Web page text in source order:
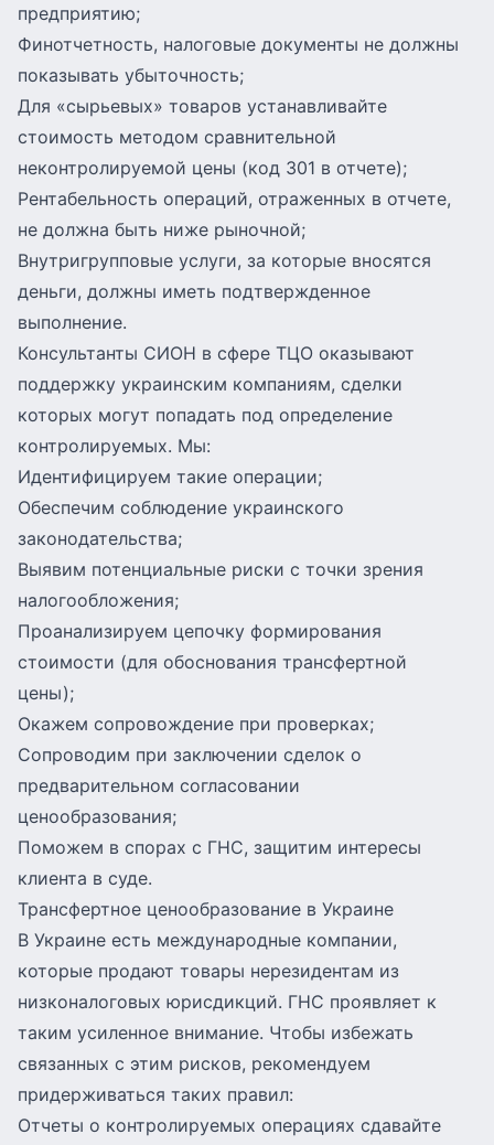
предприятию;
Финотчетность, налоговые документы не должны
показывать убыточность;
Для «сырьевых» товаров устанавливайте
стоимость методом сравнительной
неконтролируемой цены (код 301 в отчете);
Рентабельность операций, отраженных в отчете,
не должна быть ниже рыночной;
Внутригрупповые услуги, за которые вносятся
деньги, должны иметь подтвержденное
выполнение.
Консультанты СИОН в сфере ТЦО оказывают
поддержку украинским компаниям, сделки
которых могут попадать под определение
контролируемых. Мы:
Идентифицируем такие операции;
Обеспечим соблюдение украинского
законодательства;
Выявим потенциальные риски с точки зрения
налогообложения;
Проанализируем цепочку формирования
стоимости (для обоснования трансфертной
цены);
Окажем сопровождение при проверках;
Сопроводим при заключении сделок о
предварительном согласовании
ценообразования;
Поможем в спорах с ГНС, защитим интересы
клиента в суде.
Трансфертное ценообразование в Украине
В Украине есть международные компании,
которые продают товары нерезидентам из
низконалоговых юрисдикций. ГНС проявляет к
таким усиленное внимание. Чтобы избежать
связанных с этим рисков, рекомендуем
придерживаться таких правил:
Отчеты о контролируемых операциях сдавайте